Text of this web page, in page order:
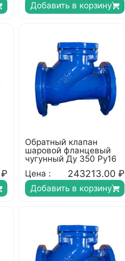
Добавить в корзину
₽
Обратный клапан
шаровой фланцевый
чугунный Ду 350 Ру16
Цена :
243213.00 ₽
Добавить в корзину